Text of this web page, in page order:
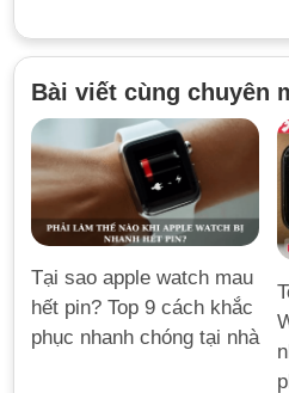
Bài viết cùng chuyên
Tại sao apple watch mau
hết pin? Top 9 cách khắc
phục nhanh chóng tại nhà